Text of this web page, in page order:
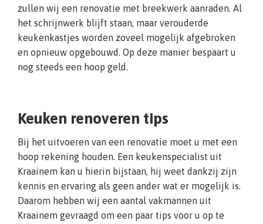
zullen wij een renovatie met breekwerk aanraden. Al
het schrijnwerk blijft staan, maar verouderde
keukenkastjes worden zoveel mogelijk afgebroken
en opnieuw opgebouwd. Op deze manier bespaart u
nog steeds een hoop geld.
Keuken renoveren tips
Bij het uitvoeren van een renovatie moet u met een
hoop rekening houden. Een keukenspecialist uit
Kraainem kan u hierin bijstaan, hij weet dankzij zijn
kennis en ervaring als geen ander wat er mogelijk is.
Daarom hebben wij een aantal vakmannen uit
Kraainem gevraagd om een paar tips voor u op te